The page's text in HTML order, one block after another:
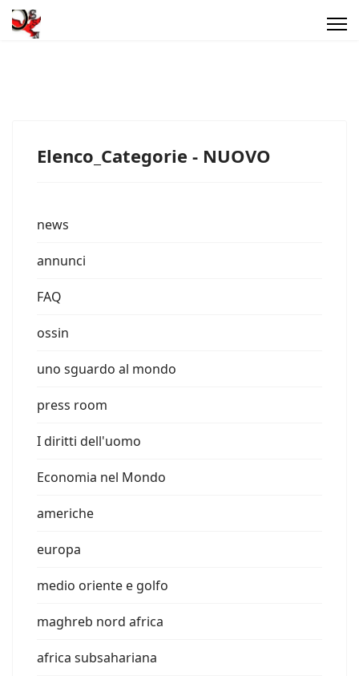
Elenco_Categorie - NUOVO
news
annunci
FAQ
ossin
uno sguardo al mondo
press room
I diritti dell'uomo
Economia nel Mondo
americhe
europa
medio oriente e golfo
maghreb nord africa
africa subsahariana